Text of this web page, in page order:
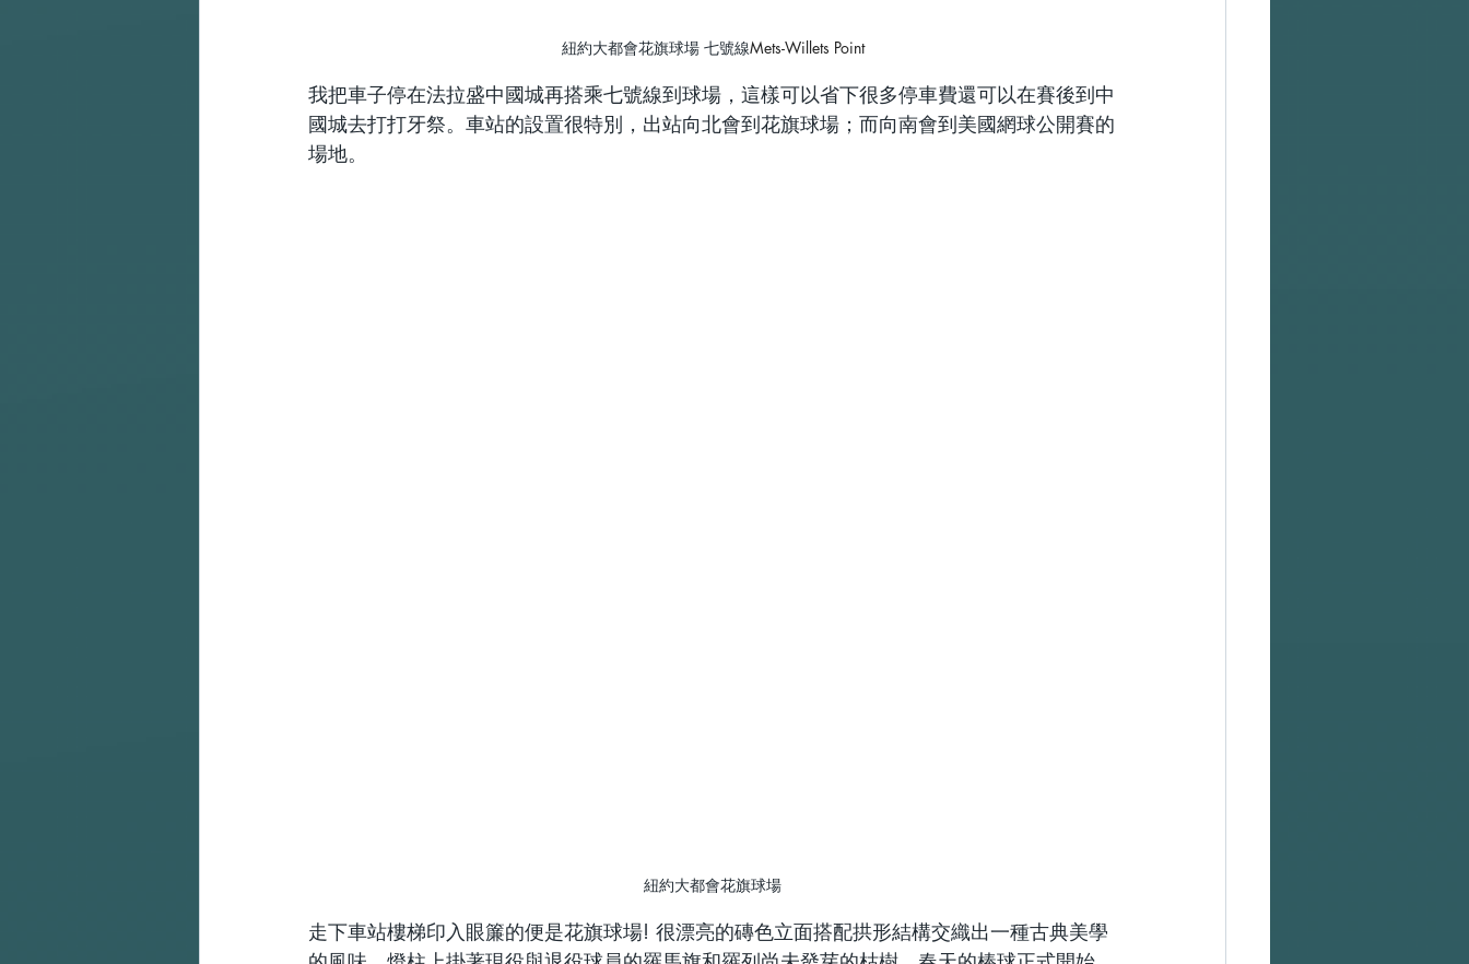
紐約大都會花旗球場 七號線Mets-Willets Point
我把車子停在法拉盛中國城再搭乘七號線到球場，這樣可以省下很多停車費還可以在賽後到中
國城去打打牙祭。車站的設置很特別，出站向北會到花旗球場；而向南會到美國網球公開賽的
場地。
紐約大都會花旗球場
走下車站樓梯印入眼簾的便是花旗球場! 很漂亮的磚色立面搭配拱形結構交織出一種古典美學